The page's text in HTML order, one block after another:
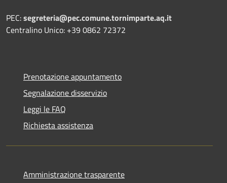
PEC:segreteria@pec.comune.tornimparte.aq.it
Centralino Unico: +39 0862 72372
Prenotazione appuntamento
Segnalazione disservizio
Leggi le FAQ
Richiesta assistenza
Amministrazione trasparente